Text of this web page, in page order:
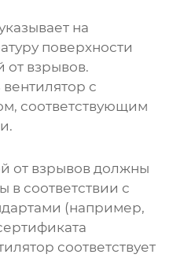
на
поверхности
от взрывов.
с
соответствующим
от взрывов должны
в соответствии с
(например,
соответствует